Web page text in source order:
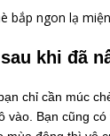
khi đã
chỉ cần múc
vào. Bạn cũng